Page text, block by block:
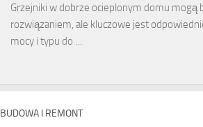
Grzejniki w dobrze ocieplonym domu mogą
rozwiązaniem, ale kluczowe jest
mocy i typu do …
BUDOWA I REMONT